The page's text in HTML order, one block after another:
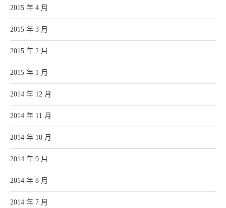
2015 年 4 月
2015 年 3 月
2015 年 2 月
2015 年 1 月
2014 年 12 月
2014 年 11 月
2014 年 10 月
2014 年 9 月
2014 年 8 月
2014 年 7 月